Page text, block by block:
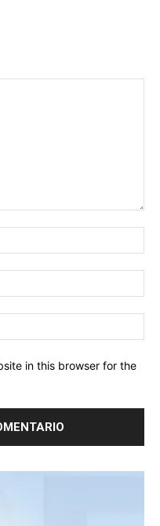
in this browser for the